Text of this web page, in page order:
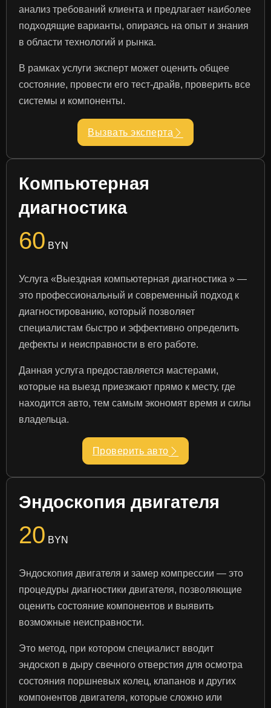
анализ требований клиента и предлагает наиболее
подходящие варианты, опираясь на опыт и знания
в области технологий и рынка.
В рамках услуги эксперт может оценить общее
состояние, провести его тест-драйв, проверить все
системы и компоненты.
Вызвать эксперта
Компьютерная
диагностика
60 BYN
Услуга «Выездная компьютерная диагностика » —
это профессиональный и современный подход к
диагностированию, который позволяет
специалистам быстро и эффективно определить
дефекты и неисправности в его работе.
Данная услуга предоставляется мастерами,
которые на выезд приезжают прямо к месту, где
находится авто, тем самым экономят время и силы
владельца.
Проверить авто
Эндоскопия двигателя
20 BYN
Эндоскопия двигателя и замер компрессии — это
процедуры диагностики двигателя, позволяющие
оценить состояние компонентов и выявить
возможные неисправности.
Это метод, при котором специалист вводит
эндоскоп в дыру свечного отверстия для осмотра
состояния поршневых колец, клапанов и других
компонентов двигателя, которые сложно или